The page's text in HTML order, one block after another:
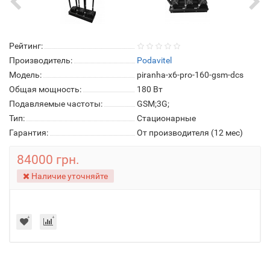
Рейтинг:
Производитель:
Podavitel
Модель:
piranha-x6-pro-160-gsm-dcs
Общая мощность:
180 Вт
Подавляемые частоты:
GSM;3G;
Тип:
Стационарные
Гарантия:
От производителя (12 мес)
84000 грн.
Наличие уточняйте